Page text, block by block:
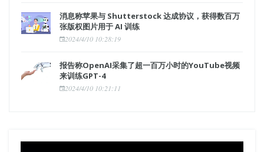
消息称苹果与 Shutterstock 达成协议，获得数百万
张版权图片用于 AI 训练
2024/4/10 10:28:19
报告称OpenAI采集了超一百万小时的YouTube视频
来训练GPT-4
2024/4/10 10:21:11